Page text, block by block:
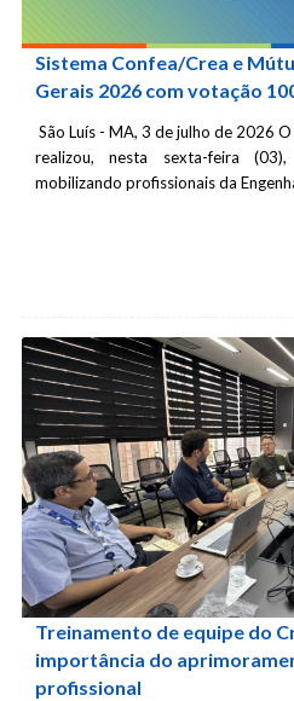
Sistema Confea/Crea e
Gerais 2026 com votação
São Luís - MA, 3 de julho de 2026
realizou, nesta sexta-feira
mobilizando profissionais da
Treinamento de equipe do
importância do
profissional